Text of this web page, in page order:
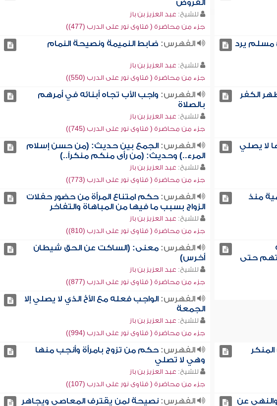
الفروض
للشيخ: عبد العزيز بن باز
جزء من محاضرة ( فتاوى نور على الدرب (477))
مسلم يرد
الفهرس: ضابط النميمة ونصيحة النمام
للشيخ: عبد العزيز بن باز
جزء من محاضرة ( فتاوى نور على الدرب (550))
الكفر
الفهرس: واجب الأب تجاه أبنائه في أمرهم
بالصلاة
للشيخ: عبد العزيز بن باز
جزء من محاضرة ( فتاوى نور على الدرب (745))
لا يصلي الفهرس: الجمع بين حديث: (من حسن إسلام
المرء..) وحديث: (من رأى منكم منكراً..)
للشيخ: عبد العزيز بن باز
جزء من محاضرة ( فتاوى نور على الدرب (773))
منذ
الفهرس: حكم امتناع المرأة من حضور حفلات
الزواج بسبب ما فيها من المباهاة والتفاخر
للشيخ: عبد العزيز بن باز
جزء من محاضرة ( فتاوى نور على الدرب (810))
حتى
الفهرس: معنى: (الساكت عن الحق شيطان
أخرس)
للشيخ: عبد العزيز بن باز
جزء من محاضرة ( فتاوى نور على الدرب (877))
الفهرس: الواجب فعله مع الأخ الذي لا يصلي إلا
الجمعة
للشيخ: عبد العزيز بن باز
جزء من محاضرة ( فتاوى نور على الدرب (994))
الفهرس: حكم من تزوج بامرأة وأنجب منها
وهي لا تصلي
للشيخ: عبد العزيز بن باز
جزء من محاضرة ( فتاوى نور على الدرب (107))
عن
الفهرس: نصيحة لمن يقترف المعاصي ويجاهر